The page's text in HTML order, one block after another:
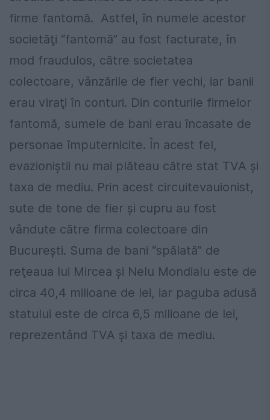
firme fantomă. Astfel, în numele acestor
societăţi “fantomă” au fost facturate, în
mod fraudulos, către societatea
colectoare, vânzările de fier vechi, iar banii
erau viraţi în conturi. Din conturile firmelor
fantomă, sumele de bani erau încasate de
personae împuternicite. În acest fel,
evazioniştii nu mai plăteau către stat TVA şi
taxa de mediu. Prin acest circuitevauionist,
sute de tone de fier şi cupru au fost
vândute către firma colectoare din
Bucureşti. Suma de bani “spălată” de
reţeaua lui Mircea şi Nelu Mondialu este de
circa 40,4 milioane de lei, iar paguba adusă
statului este de circa 6,5 milioane de lei,
reprezentând TVA şi taxa de mediu.